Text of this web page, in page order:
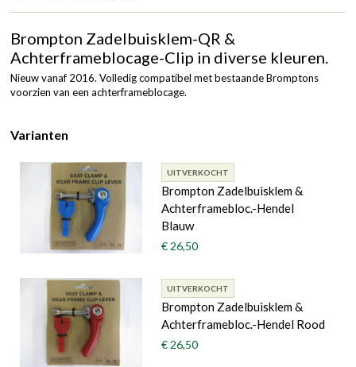
Brompton Zadelbuisklem-QR &
Achterframeblocage-Clip in diverse kleuren.
Nieuw vanaf 2016. Volledig compatibel met bestaande Bromptons
voorzien van een achterframeblocage.
Varianten
UITVERKOCHT
Brompton Zadelbuisklem &
Achterframebloc.-Hendel
Blauw
€ 26,50
UITVERKOCHT
Brompton Zadelbuisklem &
Achterframebloc.-Hendel Rood
€ 26,50